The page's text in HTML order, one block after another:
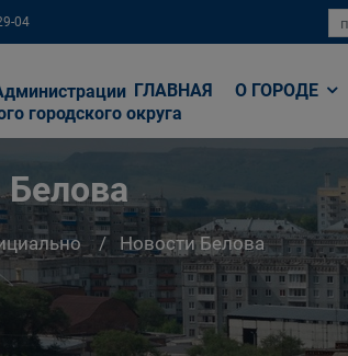
04
городского округа
ГЛАВНАЯ О ГОРОДЕ
Новости Белова